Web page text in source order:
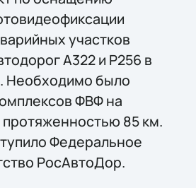
участков
А322 и Р256 в
Необходимо было
ФВФ на
85 км.
Федеральное
РосАвтоДор.